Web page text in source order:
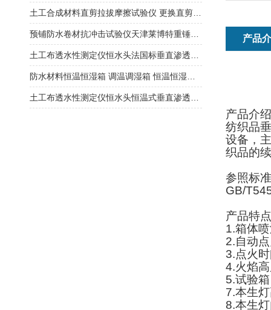
产品
产品介
纺织品
设备，
织品的
参照标
GB/
产品特
1.箱体
2.自动
3.点火
4.火焰
5.试验
7.本生
8.本生